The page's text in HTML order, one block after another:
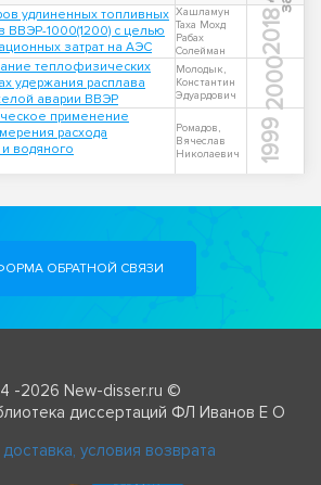
удлиненных топливных
ВВЭР-1000(1200) с целью
затрат на АЭС
Хашламун
Таха Мохд
Рабах
Солейман
2018
теплофизических
удержания расплава
аварии ВВЭР
Молодык,
Константин
Эдуардович
2000
применение
расхода
водяного
Ромадов,
Вячеслав
Николаевич
1999
ОБРАТНОЙ СВЯЗИ
-2026 New-disser.ru ©
диссертаций ФЛ Иванов Е О
условия возврата